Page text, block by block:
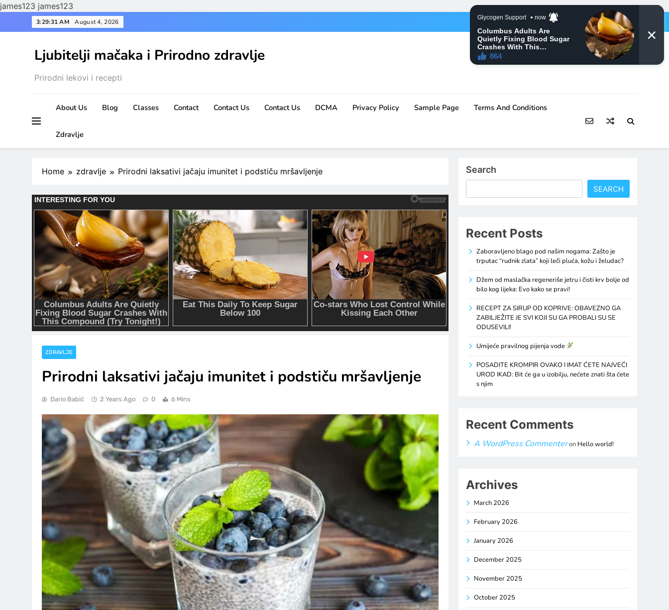
james123 james123
to
3:29:32 AM August 4, 2026
Ljubitelji mačaka i Prirodno zdravlje
Prirodni lekovi i recepti
About Us Blog Classes Contact Contact Us Contact Us DCMA Privacy Policy Sample Page Terms And Conditions
Zdravlje
Home zdravlje Prirodni laksativi jačaju imunitet i podstiču mršavljenje
ZDRAVLJE
Prirodni laksativi jačaju imunitet i podstiču mršavljenje
Dario Babić 2 Years Ago 0 6 Mins
Search
SEARCH
Recent Posts
Zaboravljeno blago pod našim nogama: Zašto je
trputac “rudnik zlata” koji leči pluća, kožu i želudac?
Džem od maslačka regeneriše jetru i čisti krv bolje od
bilo kog lijeka: Evo kako se pravi!
RECEPT ZA SIRUP OD KOPRIVE: OBAVEZNO GA
ZABILJEŽITE JE SVI KOJI SU GA PROBALI SU SE
ODUSEVILI!
Umijeće pravilnog pijenja vode
POSADITE KROMPIR OVAKO I IMAT ĆETE NAJVEĆI
UROD IKAD: Bit će ga u izobilju, nećete znati šta ćete
s njim
Recent Comments
A WordPress Commenteron Hello world!
Archives
March 2026
February 2026
January 2026
December 2025
November 2025
October 2025